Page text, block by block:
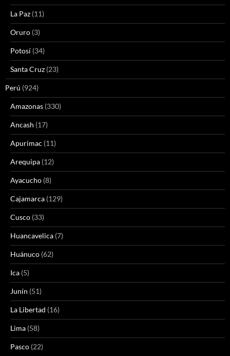
La Paz (11)
Oruro (3)
Potosí (34)
Santa Cruz (23)
Perú (924)
Amazonas (330)
Ancash (17)
Apurimac (11)
Arequipa (12)
Ayacucho (8)
Cajamarca (129)
Cusco (33)
Huancavelica (7)
Huánuco (62)
Ica (5)
Junín (51)
La Libertad (16)
Lima (58)
Pasco (22)